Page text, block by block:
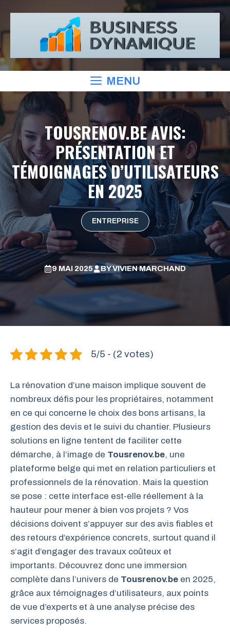
contenu
MENU
TOUSRENOV.BE AVIS:
PRÉSENTATION ET
TÉMOIGNAGES D’UTILISATEURS
EN 2025
ENTREPRISE
9 MAI 2025 BYVIVIEN MARCHAND
5/5 - (2 votes)
La rénovation d’une maison implique souvent de
nombreux défis pour les propriétaires, notamment
en ce qui concerne le choix des bons artisans, la
gestion des devis et le suivi du chantier. Plusieurs
solutions en ligne tentent de faciliter cette
démarche, à l’image de Tousrenov.be, une
plateforme belge qui met en relation particuliers et
professionnels de la rénovation. Mais la question
se pose : cette interface est-elle réellement à la
hauteur pour mener à bien vos projets ? Vos
décisions doivent s’appuyer sur des avis fiables et
des retours d’expérience concrets, surtout quand il
s’agit d’engager des travaux coûteux et
importants. Découvrez donc une immersion
complète dans l’univers de Tousrenov.be en 2025,
grâce aux témoignages d’utilisateurs, aux points
de vue d’experts et à une analyse précise des
services proposés.